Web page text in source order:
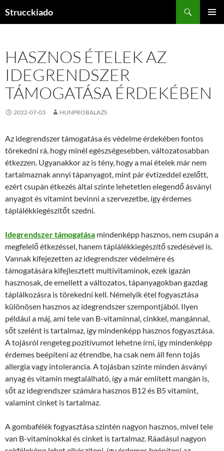
Strucckiado
HASZNOS ÉTELEK AZ
IDEGRENDSZER
TÁMOGATÁSA ÉRDEKÉBEN
2022-07-03 HUNPROBALAZS
Az idegrendszer támogatása és védelme érdekében fontos
törekedni rá, hogy minél egészségesebben, változatosabban
étkezzen. Ugyanakkor az is tény, hogy a mai ételek már nem
tartalmaznak annyi tápanyagot, mint pár évtizeddel ezelőtt,
ezért csupán étkezés által szinte lehetetlen elegendő ásványi
anyagot és vitamint bevinni a szervezetbe, így érdemes
táplálékkiegészítőt szedni.
Idegrendszer támogatása mindenképp hasznos, nem csupán a
megfelelő étkezéssel, hanem táplálékkiegészítő szedésével is.
Vannak kifejezetten az idegrendszer védelmére és
támogatására kifejlesztett multivitaminok, ezek igazán
hasznosak, de emellett a változatos, tápanyagokban gazdag
táplálkozásra is törekedni kell. Némelyik étel fogyasztása
különösen hasznos az idegrendszer szempontjából. Ilyen
például a máj, ami tele van B-vitaminnal, cinkkel, mangánnal,
sőt szelént is tartalmaz, így mindenképp hasznos fogyasztása.
A tojásról rengeteg pozitívumot lehetne írni, így mindenképp
érdemes beépíteni az étrendbe, ha csak nem áll fenn tojás
allergia vagy intolerancia. A tojásban szinte minden ásványi
anyag és vitamin megtalálható, így a már említett mangán is,
sőt az idegrendszer számára hasznos B12 és B5 vitamint,
valamint cinket is tartalmaz.
A gombafélék fogyasztása szintén nagyon hasznos, mivel tele
van B-vitaminokkal és cinket is tartalmaz. Ráadásul nagyon